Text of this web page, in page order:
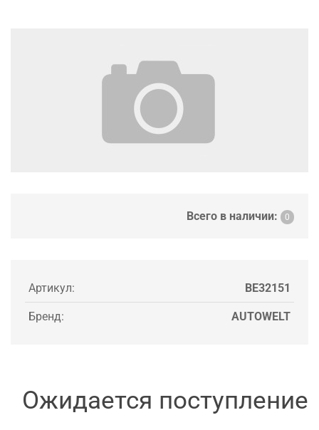
Всего в наличии: 0
Артикул: BE32151
Бренд: AUTOWELT
Ожидается поступление